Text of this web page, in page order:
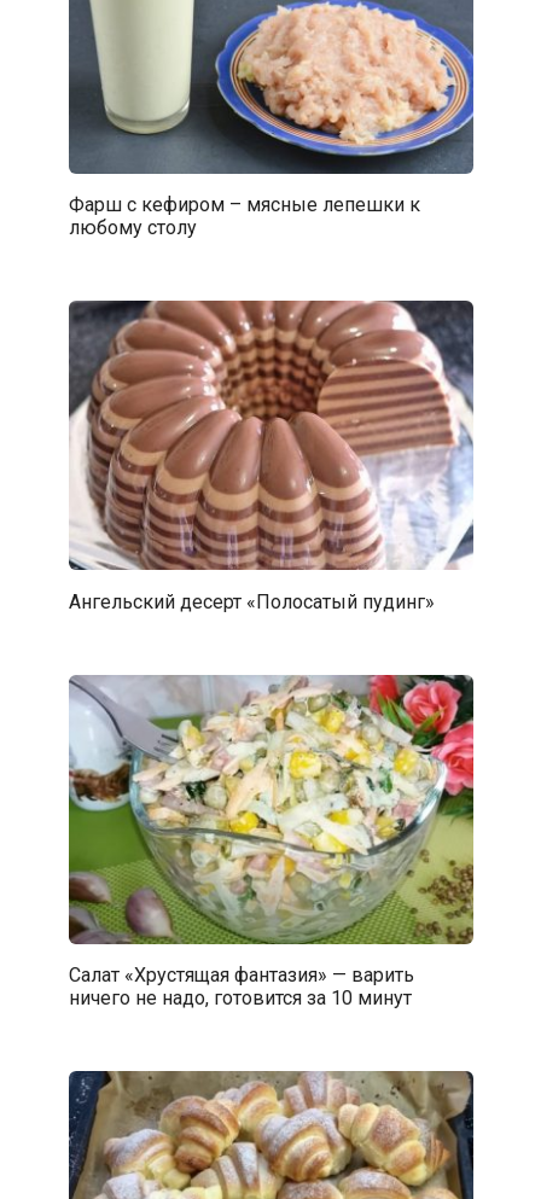
Фарш с кефиром – мясные лепешки к
любому столу
Ангельский десерт «Полосатый пудинг»
Салат «Хрустящая фантазия» — варить
ничего не надо, готовится за 10 минут